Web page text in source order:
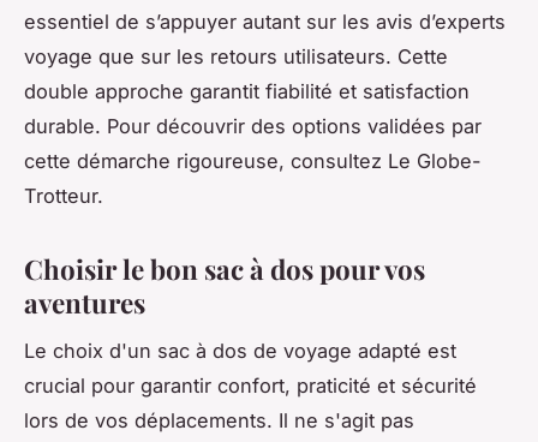
essentiel de s’appuyer autant sur les avis d’experts
voyage que sur les retours utilisateurs. Cette
double approche garantit fiabilité et satisfaction
durable. Pour découvrir des options validées par
cette démarche rigoureuse, consultez Le Globe-
Trotteur.
Choisir le bon sac à dos pour vos
aventures
Le choix d'un sac à dos de voyage adapté est
crucial pour garantir confort, praticité et sécurité
lors de vos déplacements. Il ne s'agit pas